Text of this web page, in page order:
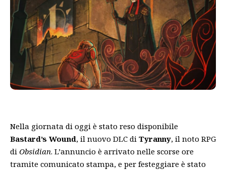
Nella giornata di oggi è stato reso disponibile
Bastard’s Wound, il nuovo DLC di Tyranny, il noto RPG
di Obsidian. L’annuncio è arrivato nelle scorse ore
tramite comunicato stampa, e per festeggiare è stato